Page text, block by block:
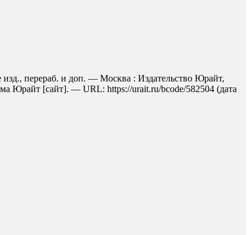
перераб. и доп. — Москва : Издательство Юрайт,
Юрайт [сайт]. — URL: https://urait.ru/bcode/582504 (дата